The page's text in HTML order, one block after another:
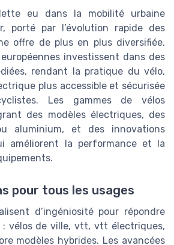
eu dans la mobilité urbaine
porté par l’évolution rapide des
offre de plus en plus diversifiée.
investissent dans des
rendant la pratique du vélo,
plus accessible et sécurisée
Les gammes de vélos
des modèles électriques, des
aluminium, et des innovations
améliorent la performance et la
pour tous les usages
d’ingéniosité pour répondre
: vélos de ville, vtt, vtt électriques,
modèles hybrides. Les avancées